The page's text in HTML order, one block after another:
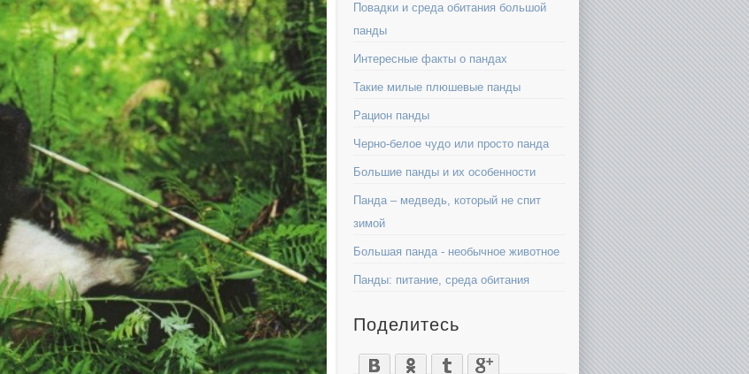
Повадки и среда обитания большой
панды
Интересные факты о пандах
Такие милые плюшевые панды
Рацион панды
Черно-белое чудо или просто панда
Большие панды и их особенности
Панда – медведь, который не спит
зимой
Большая панда - необычное животное
Панды: питание, среда обитания
Поделитесь